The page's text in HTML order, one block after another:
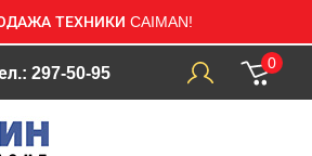
ТЕХНИКИ CAIMAN!
297-50-95
0